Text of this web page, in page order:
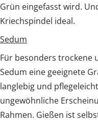
Grün eingefasst wird.
Kriechspindel ideal.
Sedum
Für besonders trockene
Sedum eine geeignete
langlebig und
ungewöhnliche
Rahmen. Gießen ist